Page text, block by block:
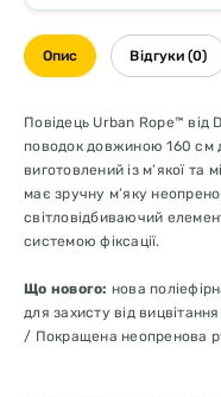
Опис Відгуки (0)
Повідець Urban Rope™ від
поводок довжиною 160 см
виготовлений із м’якої та
має зручну м’яку
світловідбиваючий
системою фіксації.
Що нового: нова
для захисту від
/ Покращена неопренова